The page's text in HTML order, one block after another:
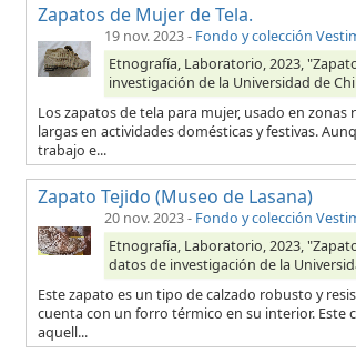
Zapatos de Mujer de Tela.
19 nov. 2023- Fondo y colección
Etnografía, Laboratorio, 2023,
investigación de la Universidad de
Los zapatos de tela para mujer, usado en
largas en actividades domésticas y festivas.
trabajo e...
Zapato Tejido (Museo de Lasana)
20 nov. 2023- Fondo y colección
Etnografía, Laboratorio, 2023,
datos de investigación de la
Este zapato es un tipo de calzado robusto y
cuenta con un forro térmico en su interior. Este
aquell...